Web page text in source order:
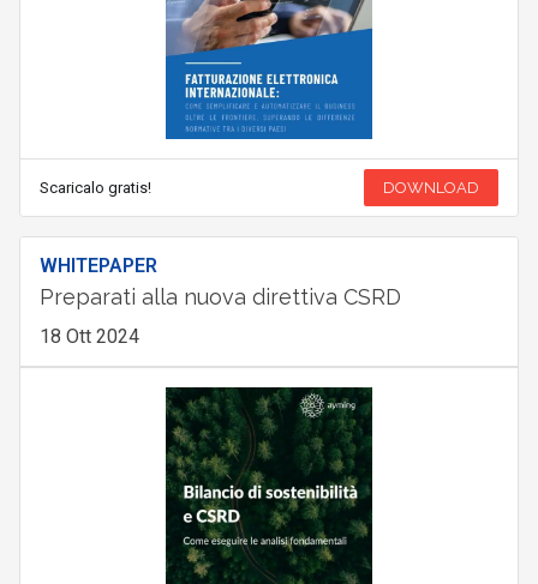
Scaricalo gratis! DOWNLOAD
WHITEPAPER
Preparati alla nuova direttiva CSRD
18 Ott 2024